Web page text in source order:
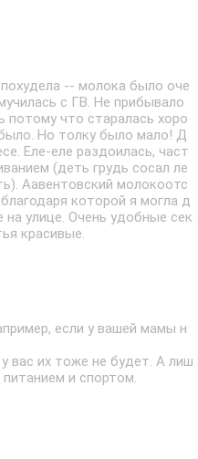
-- молока было оче
с ГВ. Не прибывало
потому что старалась хоро
Но толку было мало! Д
Еле-еле раздоилась, част
(деть грудь сосал ле
Аавентовский молокоотс
которой я могла д
улице. Очень удобные сек
красивые.
если у вашей мамы н
вас их тоже не будет. А лиш
и спортом.